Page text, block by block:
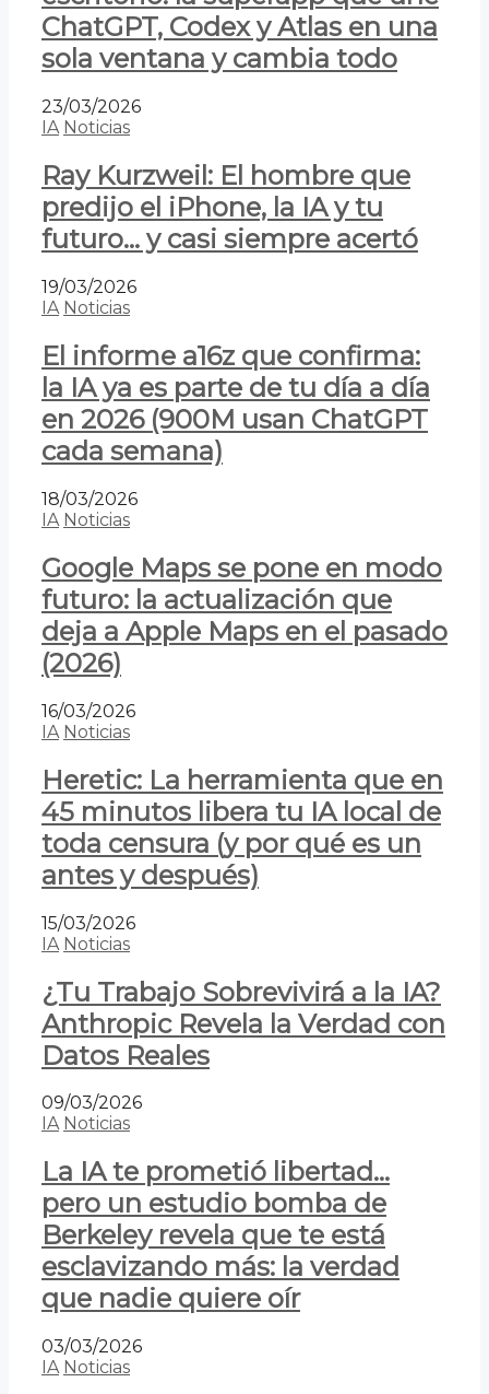
ChatGPT, Codex y Atlas en una
sola ventana y cambia todo
23/03/2026
IA Noticias
Ray Kurzweil: El hombre que
predijo el iPhone, la IA y tu
futuro… y casi siempre acertó
19/03/2026
IA Noticias
El informe a16z que confirma:
la IA ya es parte de tu día a día
en 2026 (900M usan ChatGPT
cada semana)
18/03/2026
IA Noticias
Google Maps se pone en modo
futuro: la actualización que
deja a Apple Maps en el pasado
(2026)
16/03/2026
IA Noticias
Heretic: La herramienta que en
45 minutos libera tu IA local de
toda censura (y por qué es un
antes y después)
15/03/2026
IA Noticias
¿Tu Trabajo Sobrevivirá a la IA?
Anthropic Revela la Verdad con
Datos Reales
09/03/2026
IA Noticias
La IA te prometió libertad…
pero un estudio bomba de
Berkeley revela que te está
esclavizando más: la verdad
que nadie quiere oír
03/03/2026
IA Noticias